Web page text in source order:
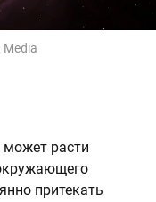
Media
расти
притекать